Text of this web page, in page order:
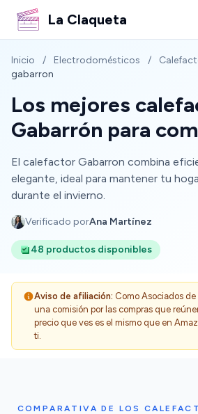
La Claqueta
Inicio / Electrodomésticos /
gabarron
Los mejores
Gabarrón para
El calefactor Gabarron combina
elegante, ideal para mantener tu
durante el invierno.
Verificado porAna Martínez
48 productos disponibles
Aviso de afiliación: Como Asociados
una comisión por las compras que
precio que ves es el mismo que en
ti.
COMPARATIVA DE LOS